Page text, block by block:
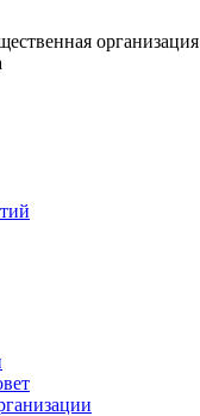
организация